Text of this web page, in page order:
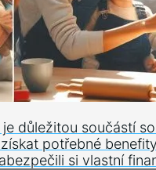
důležitou součástí
potřebné
si vlastní